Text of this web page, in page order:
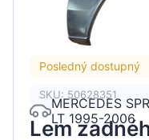
Posledný dostupný
SKU: 50628351
MERCEDES
LT 1995-2006
Lem